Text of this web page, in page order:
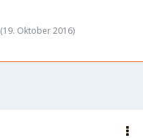
(19. Oktober 2016)